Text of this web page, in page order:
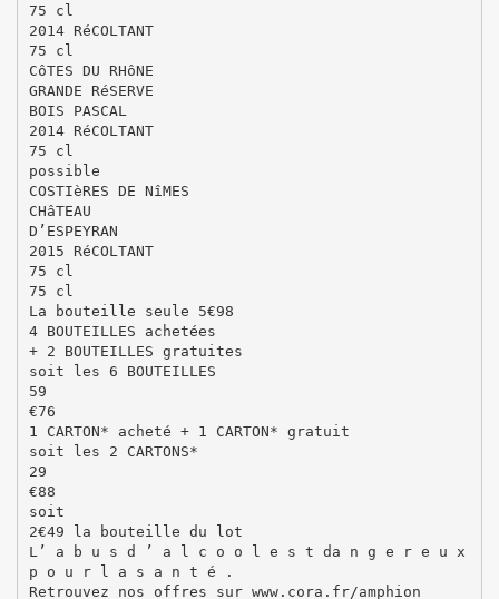
75 cl
2014 RéCOLTANT
75 cl
CôTES DU RHôNE
GRANDE RéSERVE
BOIS PASCAL
2014 RéCOLTANT
75 cl
possible
COSTIèRES DE NîMES
CHâTEAU
D’ESPEYRAN
2015 RéCOLTANT
75 cl
75 cl
La bouteille seule 5€98
4 BOUTEILLES achetées
+ 2 BOUTEILLES gratuites
soit les 6 BOUTEILLES
59
€76
1 CARTON* acheté + 1 CARTON* gratuit
soit les 2 CARTONS*
29
€88
soit
2€49 la bouteille du lot
L’ a b u s d ’ a l c o o l e s t da n g e r e u x
p o u r l a s a n t é .
Retrouvez nos offres sur www.cora.fr/amphion